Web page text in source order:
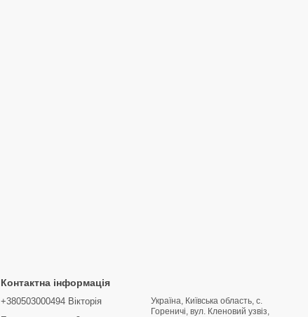
Контактна інформація
+380503000494 Вікторія
Україна, Київська область, с.
Гореничі, вул. Кленовий узвіз,